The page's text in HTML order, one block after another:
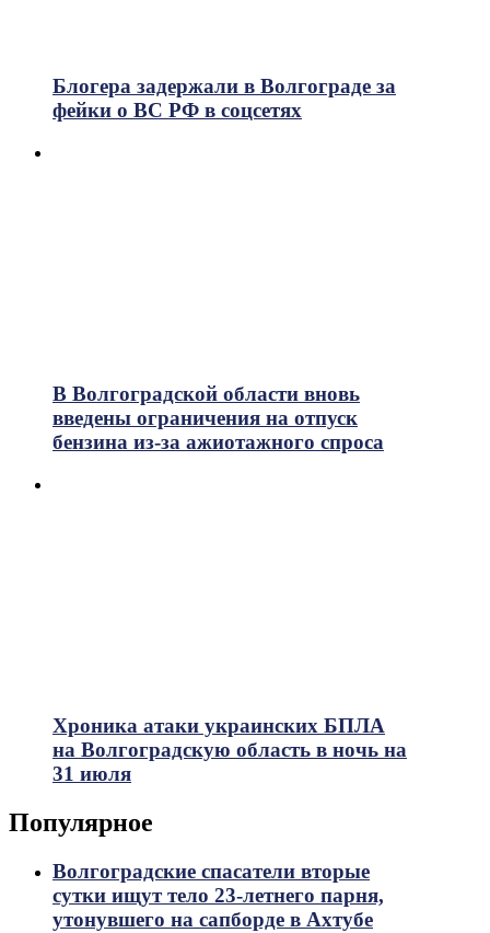
Блогера задержали в Волгограде за
фейки о ВС РФ в соцсетях
В Волгоградской области вновь
введены ограничения на отпуск
бензина из-за ажиотажного спроса
Хроника атаки украинских БПЛА
на Волгоградскую область в ночь на
31 июля
Популярное
Волгоградские спасатели вторые
сутки ищут тело 23-летнего парня,
утонувшего на сапборде в Ахтубе